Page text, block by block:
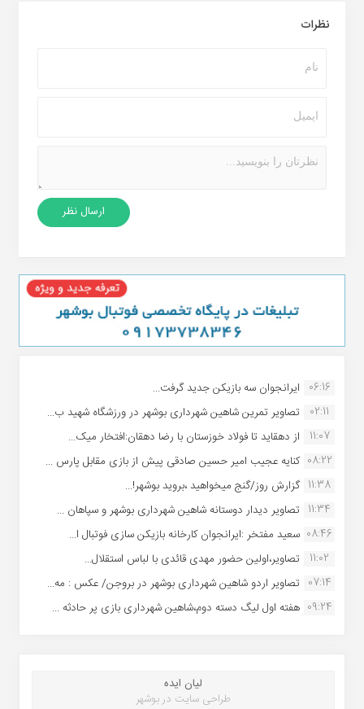
نظرات
06:16 ایرانجوان سه بازیکن جدید گرفت...
02:11
تصاویر تمرین شاهین شهردارى بوشهر در ورزشگاه شهید ب...
11:07
از دهقاید تا فولاد خوزستان با رضا دهقان:افتخار میک...
08:22 کنایه عجیب امیر حسین صادقی پیش از بازی مقابل پارس ...
11:38 گزارش روز/گنج میخواهید ،بروید بوشهر!...
11:34 تصاویر دیدار دوستانه شاهین شهردارى بوشهر و سپاهان ...
08:46 سعید مفتخر :ایرانجوان کارخانه بازیکن سازی فوتبال ا...
11:02
تصاویر،اولین حضور مهدی قائدی با لباس استقلال...
07:14 تصاویر اردو شاهین شهرداری بوشهر در بروجن/ عکس : مه...
09:24 هفته اول لیگ دسته دوم،شاهین شهرداری بازی پر حادثه ...
لیان ایده
طراحی سایت در بوشهر